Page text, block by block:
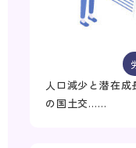
人口減少と潜在
の国土交……